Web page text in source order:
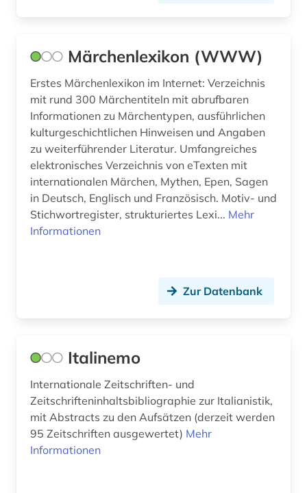
kinderliteraturforschung (1)
kindheitsforschung (1)
kirchengeschichte (1)
kirchenväter (1)
klassische philologie (1)
klebstoff (1)
kommunikation (1)
komponistin (1)
konferenzschrift (1)
kongress (1)
Märchenlexikon (WWW)
Erstes Märchenlexikon im Internet: Verzeichnis
mit rund 300 Märchentiteln mit abrufbaren
Informationen zu Märchentypen, ausführlichen
kulturgeschichtlichen Hinweisen und Angaben
zu weiterführender Literatur. Umfangreiches
elektronisches Verzeichnis von eTexten mit
internationalen Märchen, Mythen, Epen, Sagen
in Deutsch, Englisch und Französisch. Motiv- und
Stichwortregister, strukturiertes Lexi... Mehr
Informationen
Zur Datenbank
Italinemo
Internationale Zeitschriften- und
Zeitschrifteninhaltsbibliographie zur Italianistik,
mit Abstracts zu den Aufsätzen (derzeit werden
95 Zeitschriften ausgewertet) Mehr
Informationen